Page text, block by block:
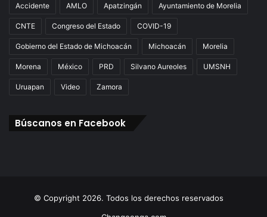
Accidente AMLO Apatzingán Ayuntamiento de Morelia
CNTE Congreso del Estado COVID-19
Gobierno del Estado de Michoacán Michoacán Morelia
Morena México PRD Silvano Aureoles UMSNH
Uruapan Video Zamora
Búscanos en Facebook
© Copyright 2026. Todos los derechos reservados